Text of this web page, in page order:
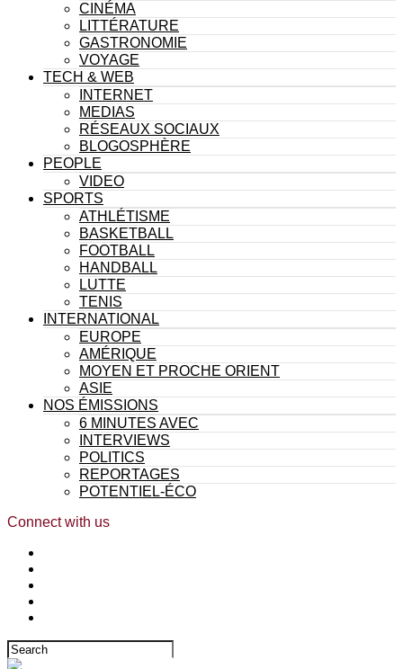
CINÉMA
LITTÉRATURE
GASTRONOMIE
VOYAGE
TECH & WEB
INTERNET
MEDIAS
RÉSEAUX SOCIAUX
BLOGOSPHÈRE
PEOPLE
VIDEO
SPORTS
ATHLÉTISME
BASKETBALL
FOOTBALL
HANDBALL
LUTTE
TENIS
INTERNATIONAL
EUROPE
AMÉRIQUE
MOYEN ET PROCHE ORIENT
ASIE
NOS ÉMISSIONS
6 MINUTES AVEC
INTERVIEWS
POLITICS
REPORTAGES
POTENTIEL-ÉCO
Connect with us